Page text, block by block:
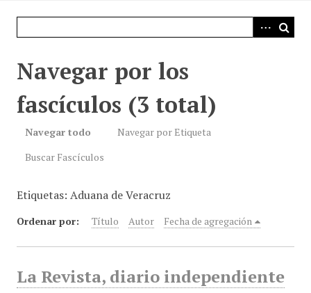
Navegar por los
fascículos (3 total)
Navegar todo
Navegar por Etiqueta
Buscar Fascículos
Etiquetas: Aduana de Veracruz
Ordenar por: Título Autor Fecha de agregación
La Revista, diario independiente